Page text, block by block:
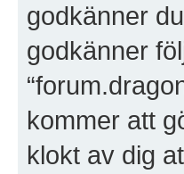
godkänner
godkänner
kommer att
klokt av dig